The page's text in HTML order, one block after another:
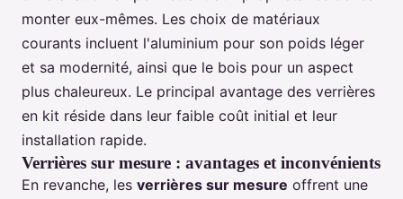
monter eux-mêmes. Les choix de matériaux
courants incluent l'aluminium pour son poids léger
et sa modernité, ainsi que le bois pour un aspect
plus chaleureux. Le principal avantage des verrières
en kit réside dans leur faible coût initial et leur
installation rapide.
Verrières sur mesure : avantages et inconvénients
En revanche, les verrières sur mesure offrent une